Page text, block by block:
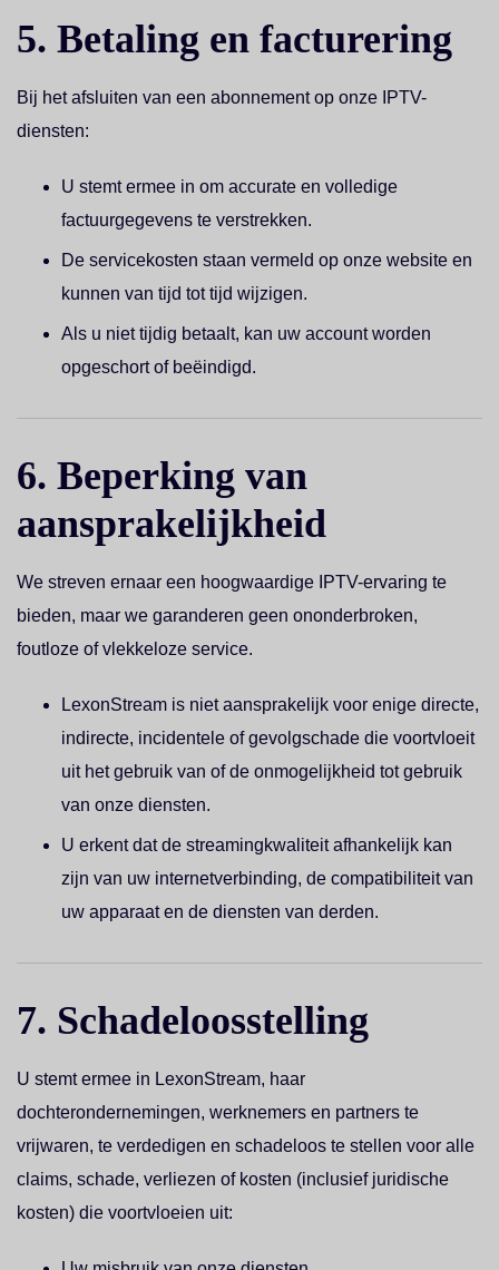
5. Betaling en facturering
Bij het afsluiten van een abonnement op onze IPTV-
diensten:
U stemt ermee in om accurate en volledige
factuurgegevens te verstrekken.
De servicekosten staan vermeld op onze website en
kunnen van tijd tot tijd wijzigen.
Als u niet tijdig betaalt, kan uw account worden
opgeschort of beëindigd.
6. Beperking van
aansprakelijkheid
We streven ernaar een hoogwaardige IPTV-ervaring te
bieden, maar we garanderen geen ononderbroken,
foutloze of vlekkeloze service.
LexonStream is niet aansprakelijk voor enige directe,
indirecte, incidentele of gevolgschade die voortvloeit
uit het gebruik van of de onmogelijkheid tot gebruik
van onze diensten.
U erkent dat de streamingkwaliteit afhankelijk kan
zijn van uw internetverbinding, de compatibiliteit van
uw apparaat en de diensten van derden.
7. Schadeloosstelling
U stemt ermee in LexonStream, haar
dochterondernemingen, werknemers en partners te
vrijwaren, te verdedigen en schadeloos te stellen voor alle
claims, schade, verliezen of kosten (inclusief juridische
kosten) die voortvloeien uit: